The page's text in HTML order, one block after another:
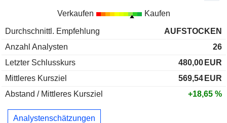
Verkaufen Kaufen
Durchschnittl. Empfehlung
AUFSTOCKEN
Anzahl Analysten
26
Letzter Schlusskurs
480,00 EUR
Mittleres Kursziel
569,54 EUR
Abstand / Mittleres Kursziel
+18,65 %
Analystenschätzungen